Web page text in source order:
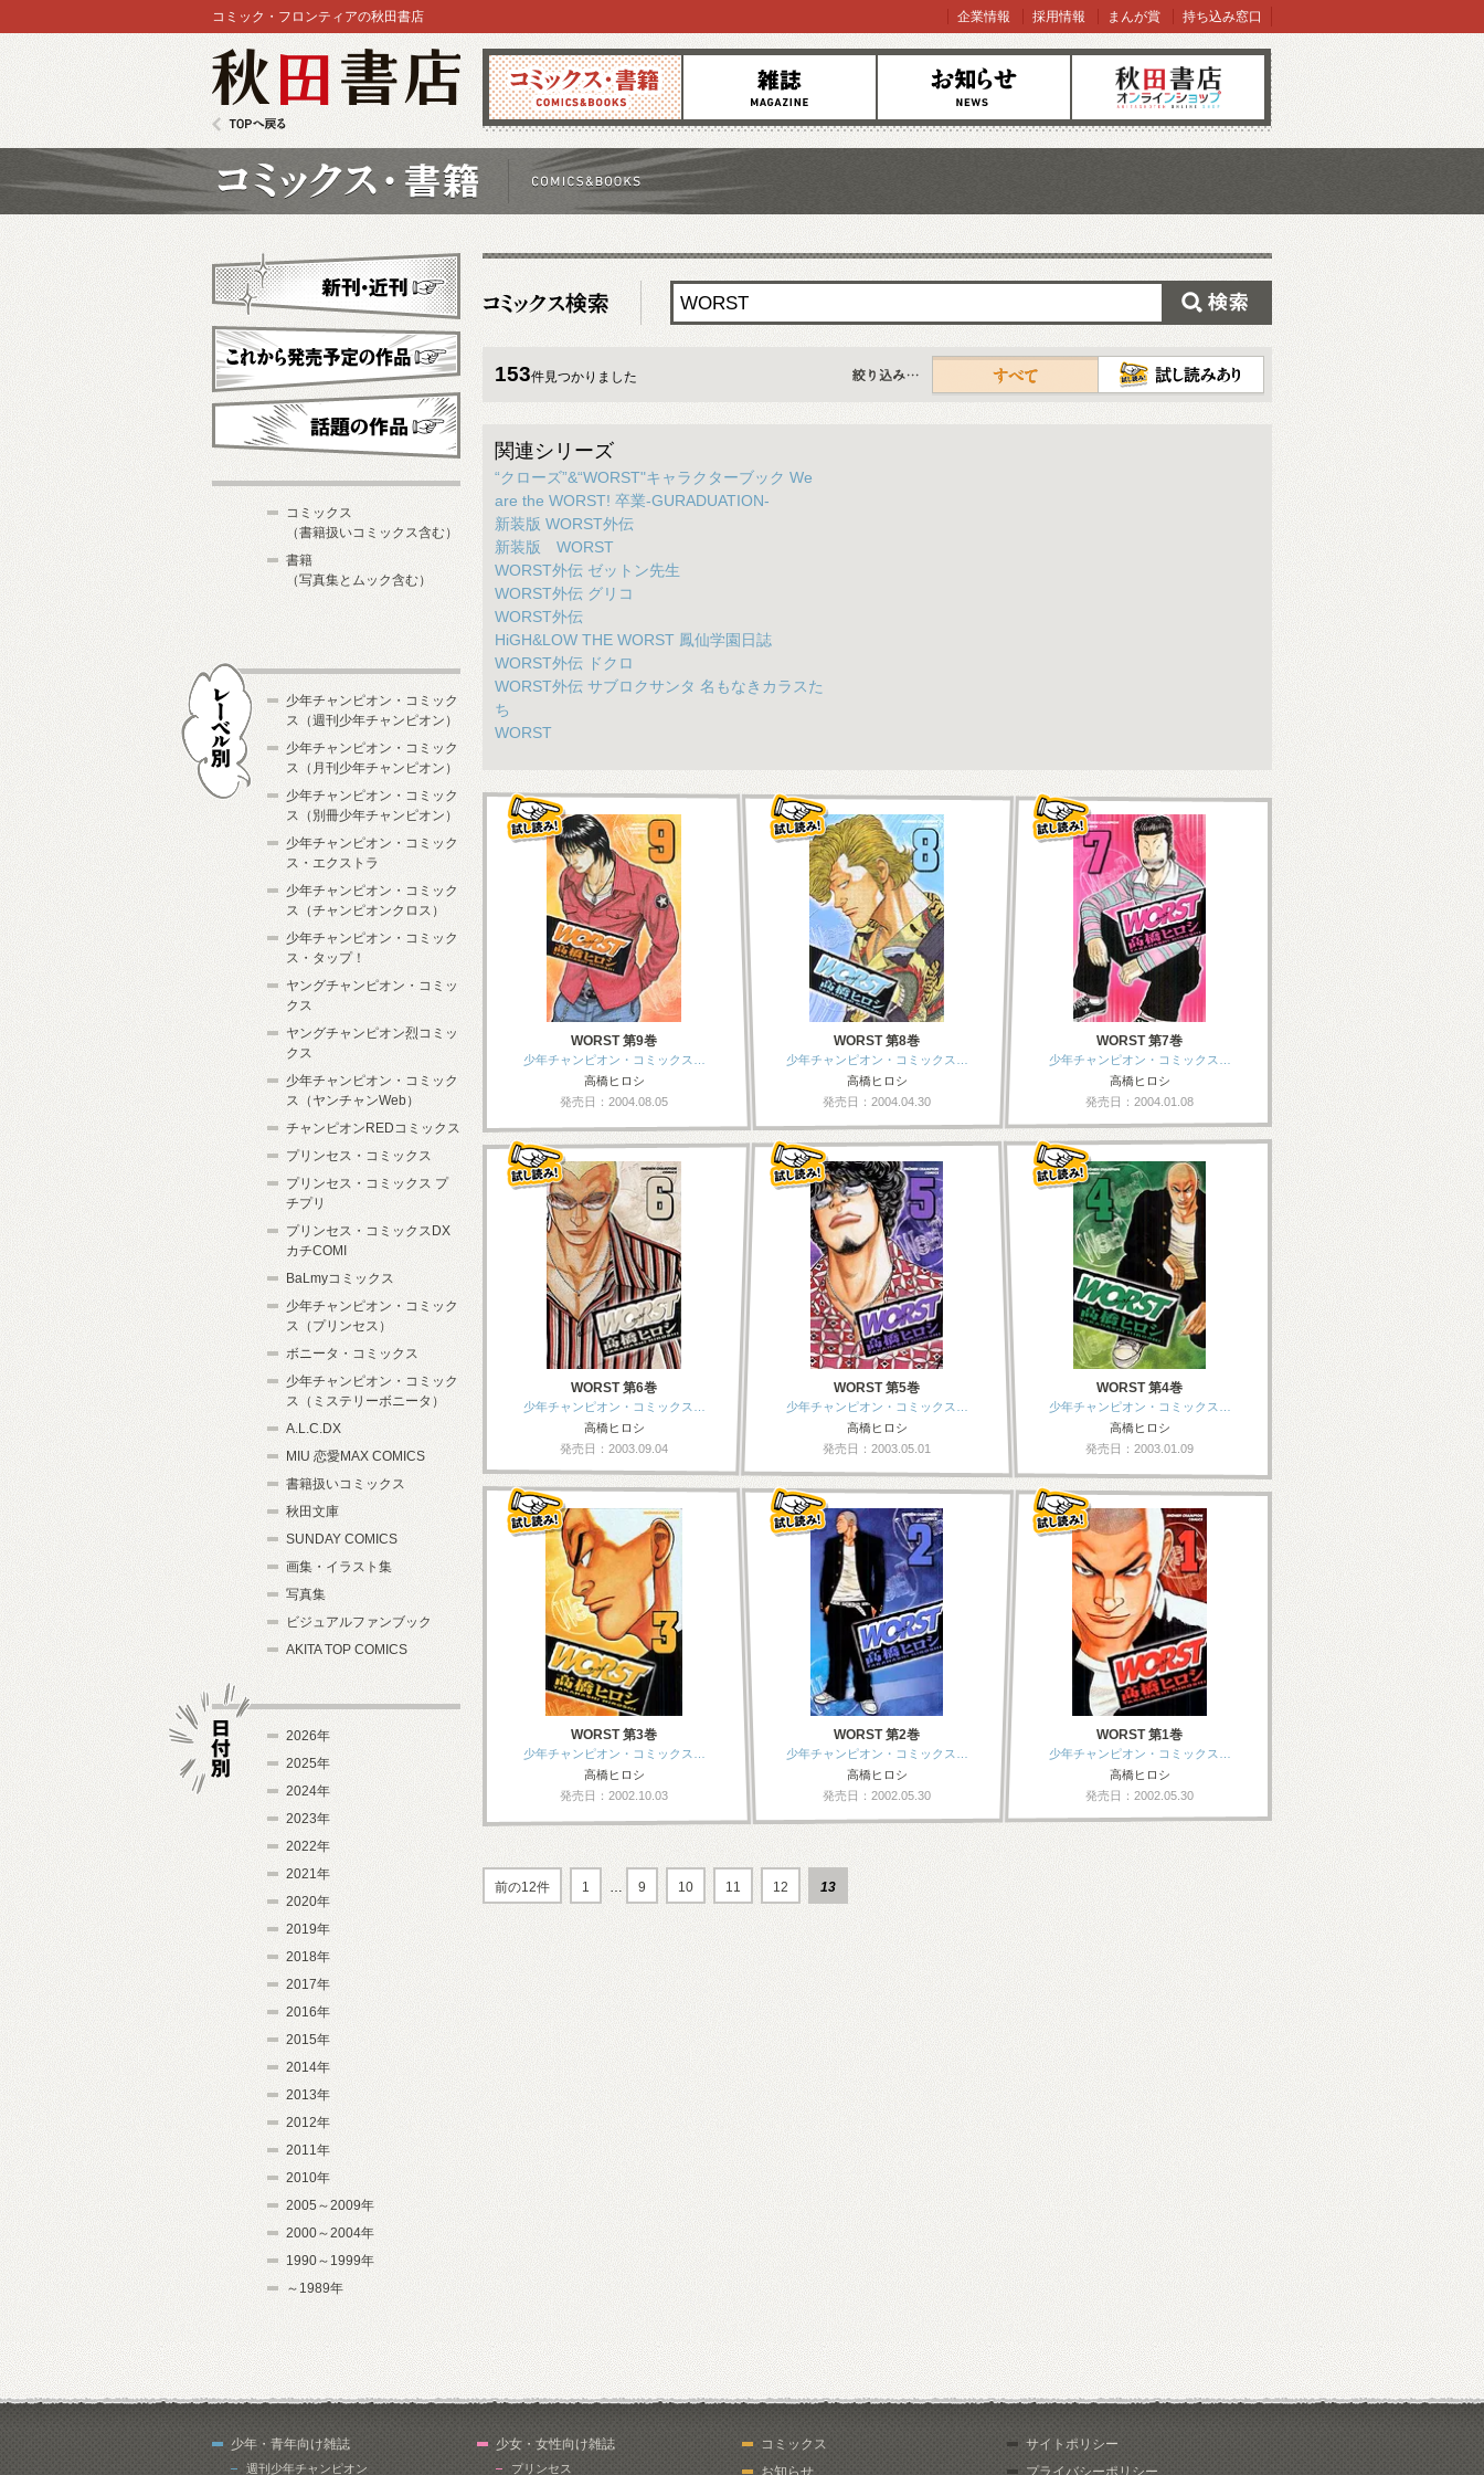
コミックス 雑誌 お知らせ オンラインショップ
コミック・フロンティアの秋田書店 企業情報 採用情報 まんが賞 持ち込み窓口
153件見つかりました
すべて
関連シリーズ
“クローズ”&“WORST"キャラクターブック We
are the WORST! 卒業-GURADUATION-
新装版 WORST外伝
新装版 WORST
WORST外伝 ゼットン先生
WORST外伝 グリコ
WORST外伝
HiGH&LOW THE WORST 鳳仙学園日誌
WORST外伝 ドクロ
WORST外伝 サブロクサンタ 名もなきカラスた
ち
WORST
WORST 第9巻
少年チャンピオン・コミックス…
高橋ヒロシ
発売日：2004.08.05
WORST 第8巻
少年チャンピオン・コミックス…
高橋ヒロシ
発売日：2004.04.30
WORST 第7巻
少年チャンピオン・コミックス…
高橋ヒロシ
発売日：2004.01.08
WORST 第6巻
少年チャンピオン・コミックス…
高橋ヒロシ
発売日：2003.09.04
WORST 第5巻
少年チャンピオン・コミックス…
高橋ヒロシ
発売日：2003.05.01
WORST 第4巻
少年チャンピオン・コミックス…
高橋ヒロシ
発売日：2003.01.09
WORST 第3巻
少年チャンピオン・コミックス…
高橋ヒロシ
発売日：2002.10.03
WORST 第2巻
少年チャンピオン・コミックス…
高橋ヒロシ
発売日：2002.05.30
WORST 第1巻
少年チャンピオン・コミックス…
高橋ヒロシ
発売日：2002.05.30
前の12件 1 … 9 10 11 12 13
新刊・近刊
これから発売予定
コミックス
（書籍扱いコミックス含む）
書籍
（写真集とムック含む）
少年チャンピオン・コミック
ス（週刊少年チャンピオン）
少年チャンピオン・コミック
ス（月刊少年チャンピオン）
少年チャンピオン・コミック
ス（別冊少年チャンピオン）
少年チャンピオン・コミック
ス・エクストラ
少年チャンピオン・コミック
ス（チャンピオンクロス）
少年チャンピオン・コミック
ス・タップ！
ヤングチャンピオン・コミッ
クス
ヤングチャンピオン烈コミッ
クス
少年チャンピオン・コミック
ス（ヤンチャンWeb）
チャンピオンREDコミックス
プリンセス・コミックス
プリンセス・コミックス プ
チプリ
プリンセス・コミックスDX
カチCOMI
BaLmyコミックス
少年チャンピオン・コミック
ス（プリンセス）
ボニータ・コミックス
少年チャンピオン・コミック
ス（ミステリーボニータ）
A.L.C.DX
MIU 恋愛MAX COMICS
書籍扱いコミックス
秋田文庫
SUNDAY COMICS
画集・イラスト集
写真集
ビジュアルファンブック
AKITA TOP COMICS
2026年
2025年
2024年
2023年
2022年
2021年
2020年
2019年
2018年
2017年
2016年
2015年
2014年
2013年
2012年
2011年
2010年
2005～2009年
2000～2004年
1990～1999年
～1989年
少年・青年向け雑誌
週刊少年チャンピオン
少女・女性向け雑誌
プリンセス
コミックス
お知らせ
サイトポリシー
プライバシーポリシー